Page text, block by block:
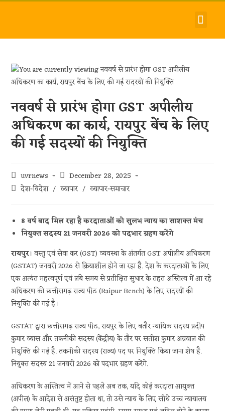
नववर्ष से प्रारंभ होगा GST अपीलीय
अधिकरण का कार्य, रायपुर बेंच के लिए
की गई सदस्यों की नियुक्ति
uvrnews
December 28, 2025
देश-विदेश / व्यापार / व्यापार-समाचार
8 वर्ष बाद मिल रहा है करदाताओं को सुलभ न्याय का साशक्त मंच
नियुक्त सदस्य 21 जनवरी 2026 को पदभार ग्रहण करेंगे
रायपुर। वस्तु एवं सेवा कर (GST) व्यवस्था के अंतर्गत GST अपीलीय अधिकरण
(GSTAT) जनवरी 2026 से क्रियाशील होने जा रहा है. देश के करदाताओं के लिए
एक अत्यंत महत्वपूर्ण एवं लंबे समय से प्रतीक्षित सुधार के तहत अस्तित्व में आ रहे
अधिकरण की छत्तीसगढ़ राज्य पीठ (Raipur Bench) के लिए सदस्यों की
नियुक्ति की गई है।
GSTAT द्वारा छत्तीसगढ़ राज्य पीठ, रायपुर के लिए बतौर न्यायिक सदस्य प्रदीप
कुमार व्यास और तकनीकी सदस्य (केंद्रीय) के तौर पर सतीश कुमार अग्रवाल की
नियुक्ति की गई है. तकनीकी सदस्य (राज्य) पद पर नियुक्ति किया जाना शेष है.
नियुक्त सदस्य 21 जनवरी 2026 को पदभार ग्रहण करेंगे.
अधिकरण के अस्तित्व में आने से पहले अब तक, यदि कोई करदाता आयुक्त
(अपील) के आदेश से असंतुष्ट होता था, तो उसे न्याय के लिए सीधे उच्च न्यायालय